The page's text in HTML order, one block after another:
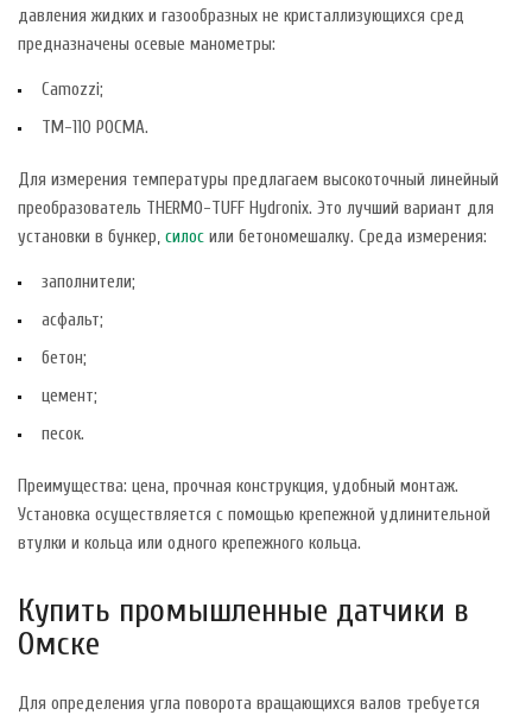
давления жидких и газообразных не кристаллизующихся сред
предназначены осевые манометры:
Camozzi;
TM-110 РОСМА.
Для измерения температуры предлагаем высокоточный линейный
преобразователь THERMO-TUFF Hydronix. Это лучший вариант для
установки в бункер, силос или бетономешалку. Среда измерения:
заполнители;
асфальт;
бетон;
цемент;
песок.
Преимущества: цена, прочная конструкция, удобный монтаж.
Установка осуществляется с помощью крепежной удлинительной
втулки и кольца или одного крепежного кольца.
Купить промышленные датчики в
Омске
Для определения угла поворота вращающихся валов требуется